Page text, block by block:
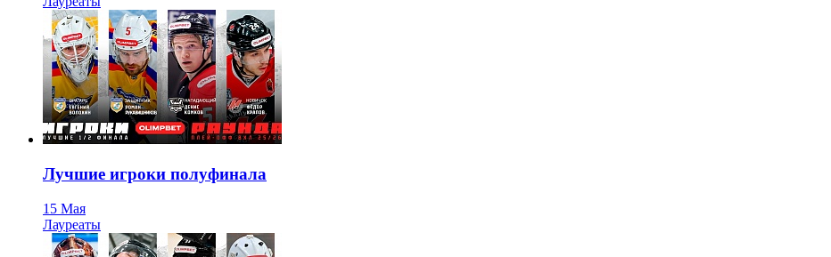
Лучшие игроки полуфинала
15 Мая
Лауреаты